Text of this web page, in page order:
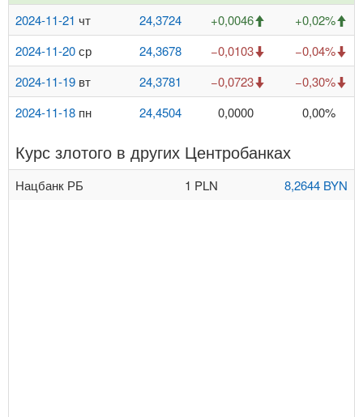
2024-11-21 чт 24,3724 +0,0046
+0,02%
2024-11-20ср 24,3678 −0,0103
−0,04%
2024-11-19 вт 24,3781 −0,0723
−0,30%
2024-11-18 пн 24,4504 0,0000 0,00%
Курс злотого в других Центробанках
Нацбанк РБ 1 PLN 8,2644 BYN